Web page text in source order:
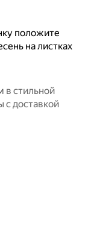
положите
на листках
в стильной
с доставкой